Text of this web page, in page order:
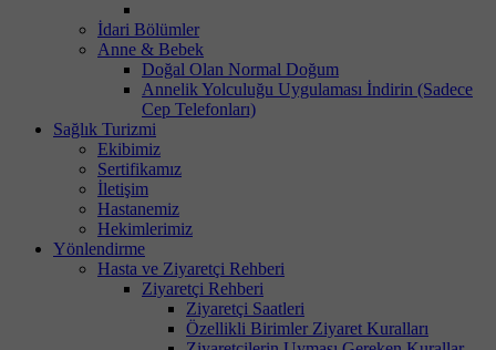
İdari Bölümler
Anne & Bebek
Doğal Olan Normal Doğum
Annelik Yolculuğu Uygulaması İndirin (Sadece
Cep Telefonları)
Sağlık Turizmi
Ekibimiz
Sertifikamız
İletişim
Hastanemiz
Hekimlerimiz
Yönlendirme
Hasta ve Ziyaretçi Rehberi
Ziyaretçi Rehberi
Ziyaretçi Saatleri
Özellikli Birimler Ziyaret Kuralları